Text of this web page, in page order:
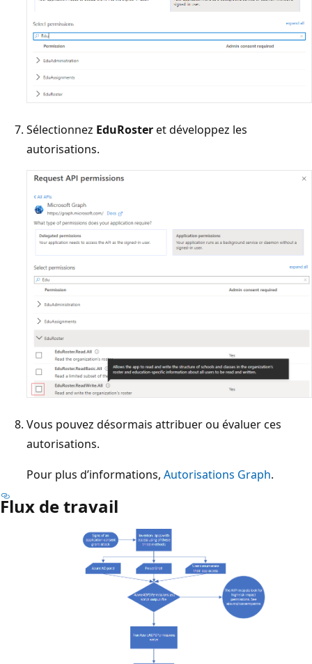
Sélectionnez EduRosteret développez les
autorisations.
Vous pouvez désormais attribuer ou évaluer ces
autorisations.
Pour plus d’informations, Autorisations Graph.
Flux de travail